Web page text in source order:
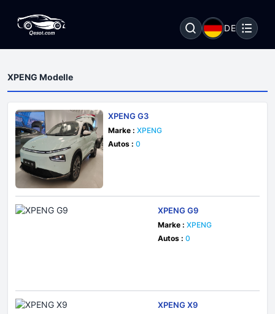
DE
XPENG Modelle
XPENG G3
Marke : XPENG
Autos : 0
XPENG G9
Marke : XPENG
Autos : 0
XPENG X9